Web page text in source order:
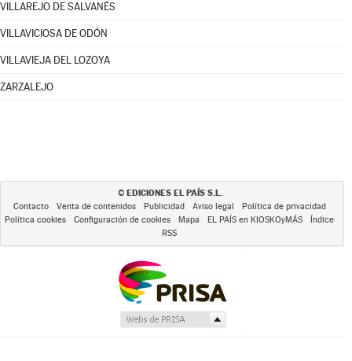
VILLAREJO DE SALVANÉS
VILLAVICIOSA DE ODÓN
VILLAVIEJA DEL LOZOYA
ZARZALEJO
© EDICIONES EL PAÍS S.L.
Contacto Venta de contenidos Publicidad Aviso legal
Política de privacidad
Política cookies
Configuración de cookies Mapa EL PAÍS en KIOSKOyMÁS
Índice
RSS